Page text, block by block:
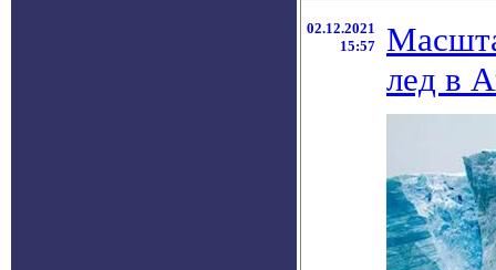
02.12.2021
15:57
лед в